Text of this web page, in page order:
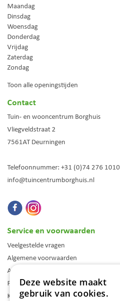
Maandag
Dinsdag
Woensdag
Donderdag
Vrijdag
Zaterdag
Zondag
Toon alle openingstijden
Contact
Tuin- en wooncentrum Borghuis
Vliegveldstraat 2
7561AT Deurningen
Telefoonnummer: +31 (0)74 276 1010
info@tuincentrumborghuis.nl
Service en voorwaarden
Veelgestelde vragen
Algemene voorwaarden
Assortiment
Folder
Klantenkaart
Deze website maakt
gebruik van cookies.